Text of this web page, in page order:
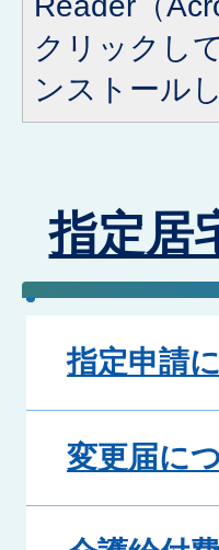
クリックし
ンストール
指定居
指定申請
変更届に